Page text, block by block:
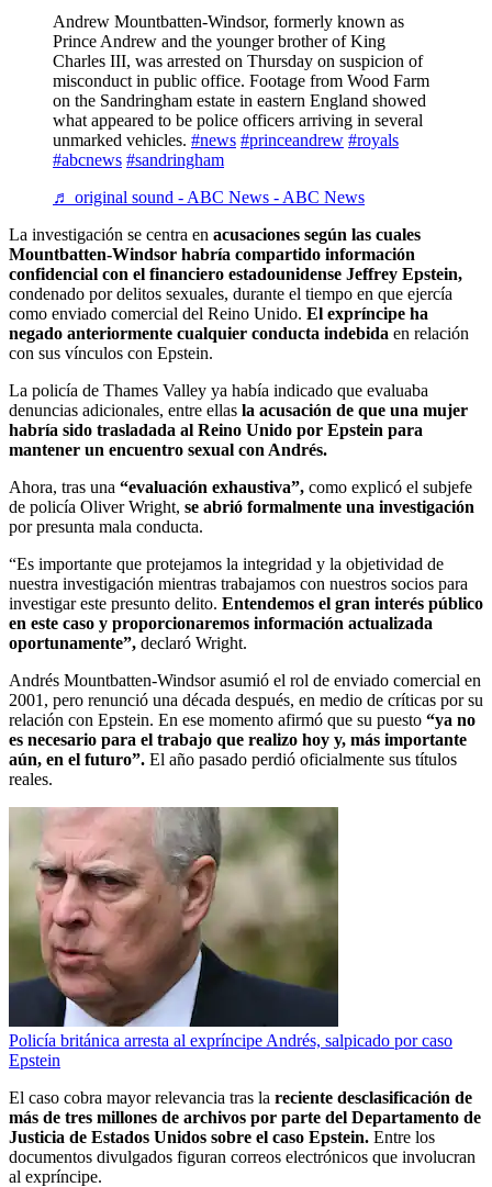
Andrew Mountbatten-Windsor, formerly known as
Prince Andrew and the younger brother of King
Charles III, was arrested on Thursday on suspicion of
misconduct in public office. Footage from Wood Farm
on the Sandringham estate in eastern England showed
what appeared to be police officers arriving in several
unmarked vehicles. #news #princeandrew #royals
#abcnews #sandringham
♬ original sound - ABC News - ABC News
La investigación se centra en acusaciones según las cuales
Mountbatten-Windsor habría compartido información
confidencial con el financiero estadounidense Jeffrey Epstein,
condenado por delitos sexuales, durante el tiempo en que ejercía
como enviado comercial del Reino Unido. El expríncipe ha
negado anteriormente cualquier conducta indebida en relación
con sus vínculos con Epstein.
La policía de Thames Valley ya había indicado que evaluaba
denuncias adicionales, entre ellas la acusación de que una mujer
habría sido trasladada al Reino Unido por Epstein para
mantener un encuentro sexual con Andrés.
Ahora, tras una “evaluación exhaustiva”, como explicó el subjefe
de policía Oliver Wright, se abrió formalmente una investigación
por presunta mala conducta.
“Es importante que protejamos la integridad y la objetividad de
nuestra investigación mientras trabajamos con nuestros socios para
investigar este presunto delito. Entendemos el gran interés público
en este caso y proporcionaremos información actualizada
oportunamente”, declaró Wright.
Andrés Mountbatten-Windsor asumió el rol de enviado comercial en
2001, pero renunció una década después, en medio de críticas por su
relación con Epstein. En ese momento afirmó que su puesto “ya no
es necesario para el trabajo que realizo hoy y, más importante
aún, en el futuro”. El año pasado perdió oficialmente sus títulos
reales.
Policía británica arresta al expríncipe Andrés, salpicado por caso
Epstein
El caso cobra mayor relevancia tras la reciente desclasificación de
más de tres millones de archivos por parte del Departamento de
Justicia de Estados Unidos sobre el caso Epstein. Entre los
documentos divulgados figuran correos electrónicos que involucran
al expríncipe.